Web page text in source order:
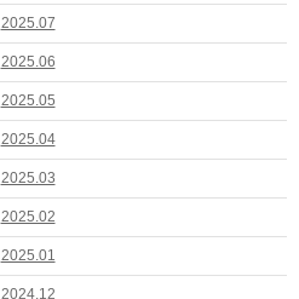
2025.07
2025.06
2025.05
2025.04
2025.03
2025.02
2025.01
2024.12